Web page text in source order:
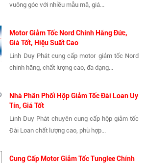
vuông góc với nhiều mẫu mã, giá...
Motor Giảm Tốc Nord Chính Hãng Đức,
Giá Tốt, Hiệu Suất Cao
Linh Duy Phát cung cấp motor giảm tốc Nord
chính hãng, chất lượng cao, đa dạng...
Nhà Phân Phối Hộp Giảm Tốc Đài Loan Uy
Tín, Giá Tốt
Linh Duy Phát chuyên cung cấp hộp giảm tốc
Đài Loan chất lượng cao, phù hợp...
Cung Cấp Motor Giảm Tốc Tunglee Chính